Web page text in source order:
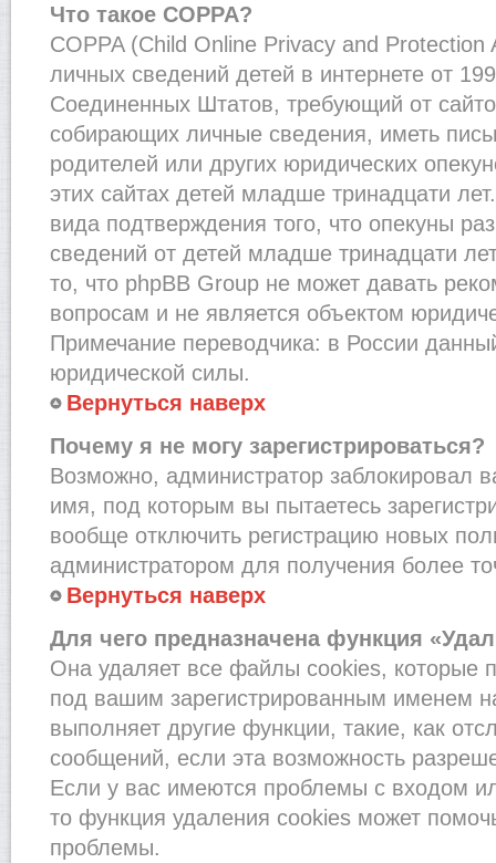
Что такое COPPA?
COPPA (Child Online Privacy and Protection
личных сведений детей в интернете от
Соединенных Штатов, требующий от
собирающих личные сведения, иметь
родителей или других юридических
этих сайтах детей младше тринадцати
вида подтверждения того, что опекуны
сведений от детей младше тринадцати
то, что phpBB Group не может давать
вопросам и не является объектом
Примечание переводчика: в России
юридической силы.
Вернуться наверх
Почему я не могу зарегистрироваться?
Возможно, администратор заблокировал
имя, под которым вы пытаетесь
вообще отключить регистрацию новых
администратором для получения более
Вернуться наверх
Для чего предназначена функция
Она удаляет все файлы cookies, которые
под вашим зарегистрированным именем
выполняет другие функции, такие, как
сообщений, если эта возможность
Если у вас имеются проблемы с входом
то функция удаления cookies может
проблемы.